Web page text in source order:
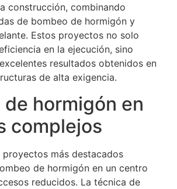
construcción, combinando
de bombeo de hormigón y
Estos proyectos no solo
en la ejecución, sino
resultados obtenidos en
de alta exigencia.
de hormigón en
complejos
proyectos más destacados
de hormigón en un centro
reducidos. La técnica de